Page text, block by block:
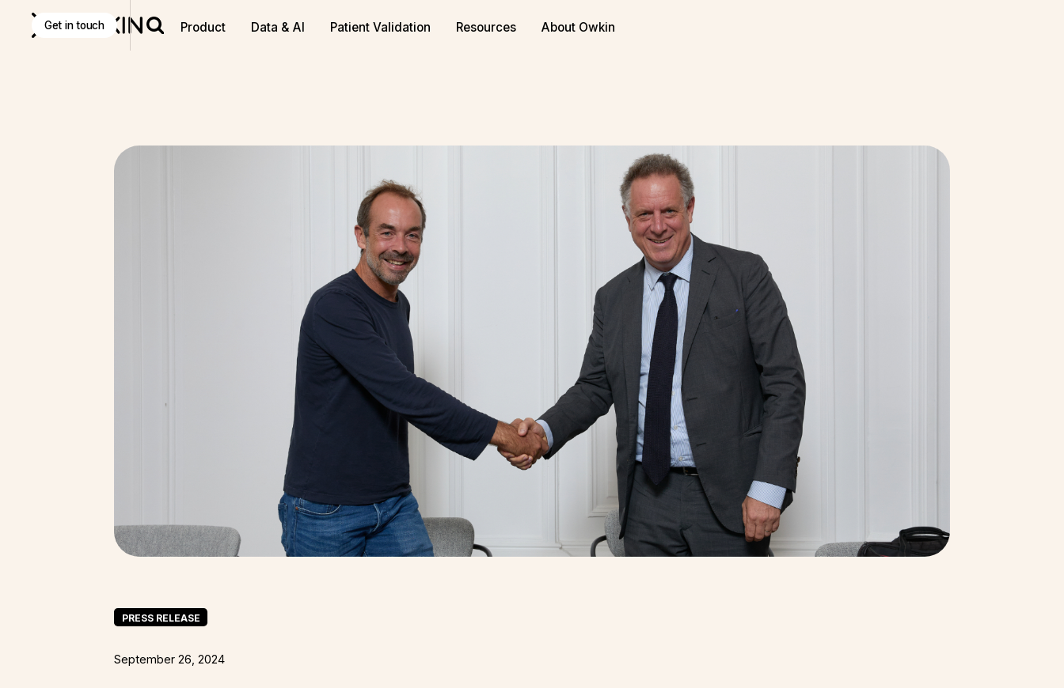
Discover K Pro:The Agentic AI decision-making tool for biopharma
Product Data & AI Patient Validation Resources About Owkin
Get in touch
PRESS RELEASE
September 26, 2024